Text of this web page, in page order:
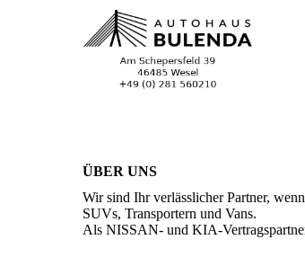
ÜBER UNS
Wir sind Ihr verlässlicher Partner,
SUVs, Transportern und Vans.
Als NISSAN- und KIA-